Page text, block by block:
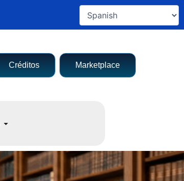
Créditos Marketplace
Open Comunicaciones